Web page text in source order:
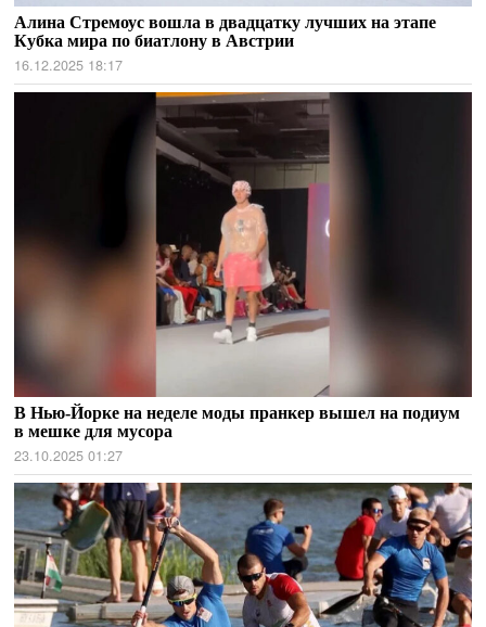
Алина Стремоус вошла в двадцатку лучших на этапе
Кубка мира по биатлону в Австрии
16.12.2025 18:17
В Нью-Йорке на неделе моды пранкер вышел на подиум
в мешке для мусора
23.10.2025 01:27